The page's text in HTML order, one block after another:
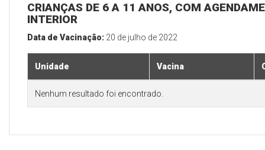
CRIANÇAS DE 6 A 11 ANOS, COM
INTERIOR
Data de Vacinação: 20 de julho de 2022
Unidade Vacina
Nenhum resultado foi encontrado.